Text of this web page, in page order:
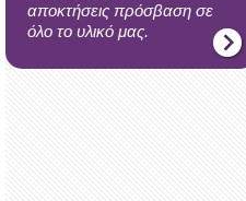
αποκτήσεις πρόσβαση σε
όλο το υλικό μας.